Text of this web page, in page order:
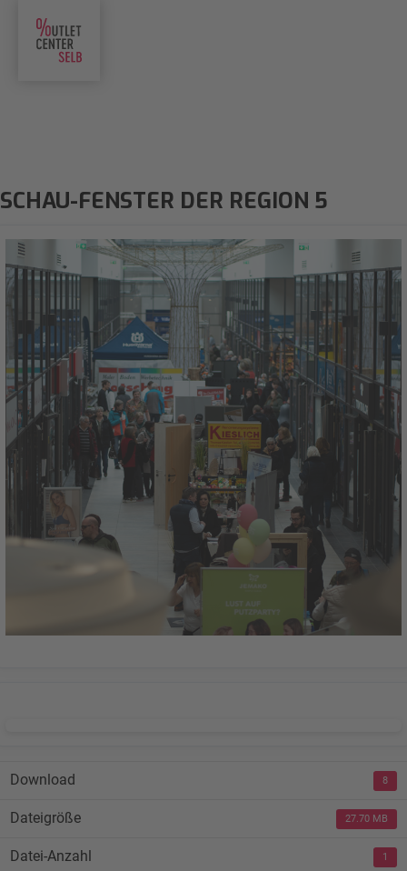
SCHAU-FENSTER DER REGION 5
Download 8
Dateigröße 27.70 MB
Datei-Anzahl 1